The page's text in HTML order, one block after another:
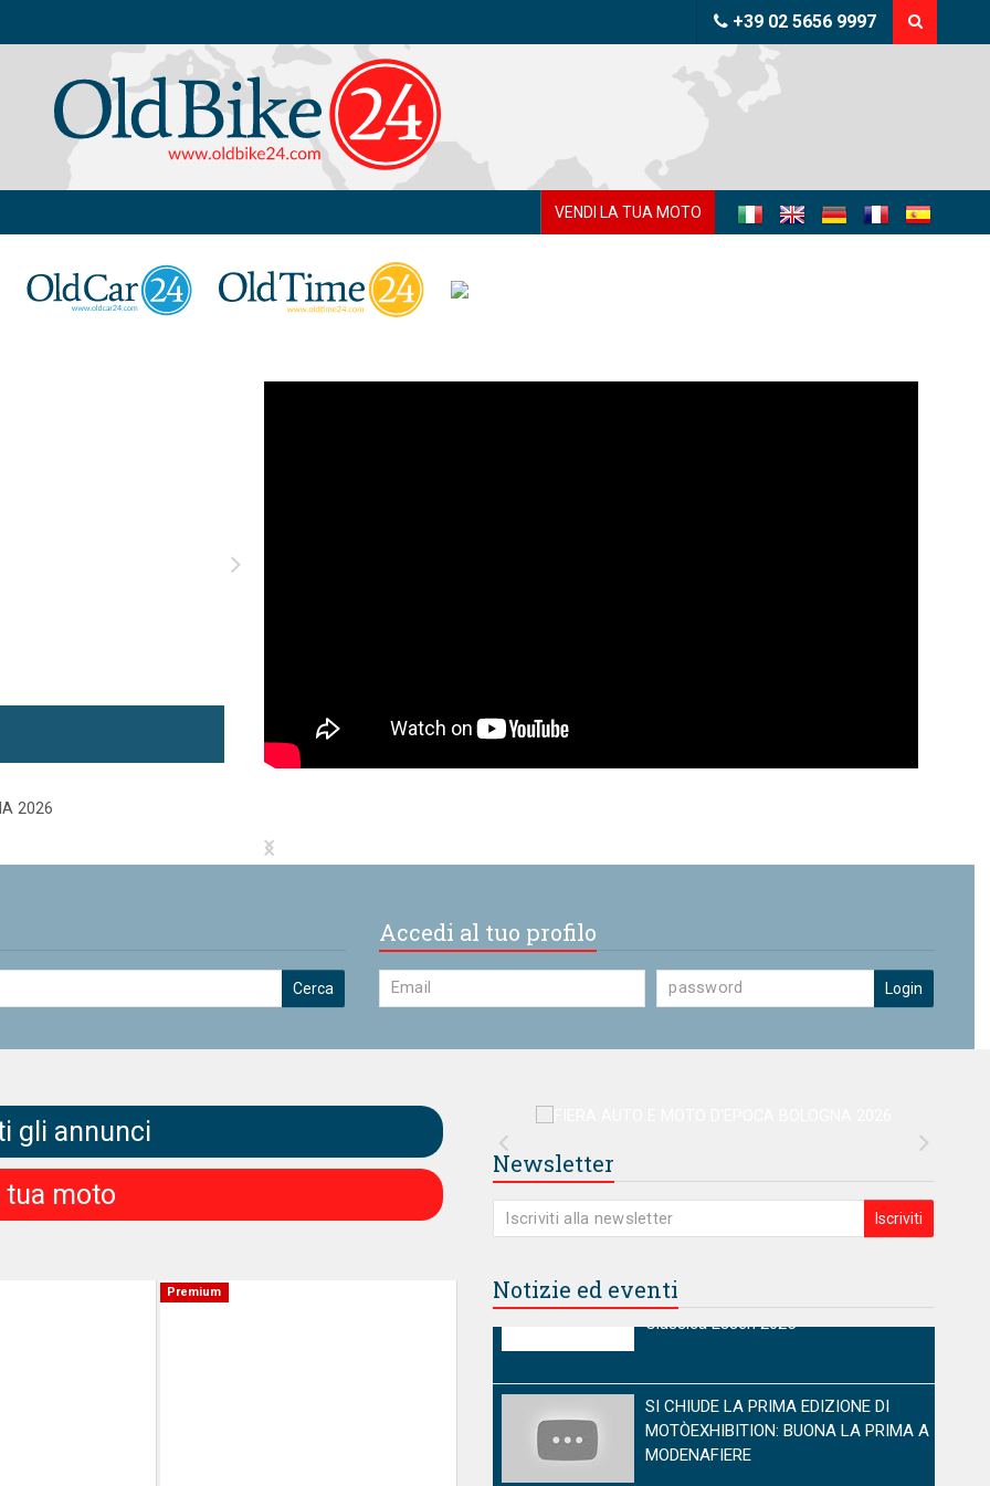
+39 02 5656 9997
VENDI LA TUA MOTO
Zùndapp - 200 DB
Cerca
Accedi al tuo profilo
Login
gli annunci
tua moto
Premium
Premium
Premium Premium
Newsletter
Iscriviti
Notizie ed eventi
MODENAFIERE